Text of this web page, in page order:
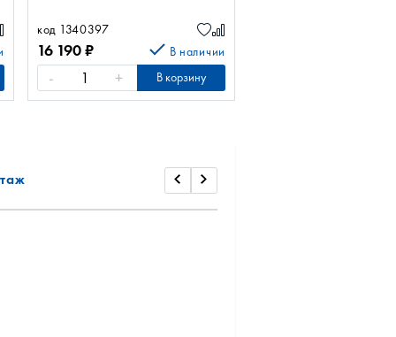
код 1340397
16 190₽ В наличии
- + В корзину